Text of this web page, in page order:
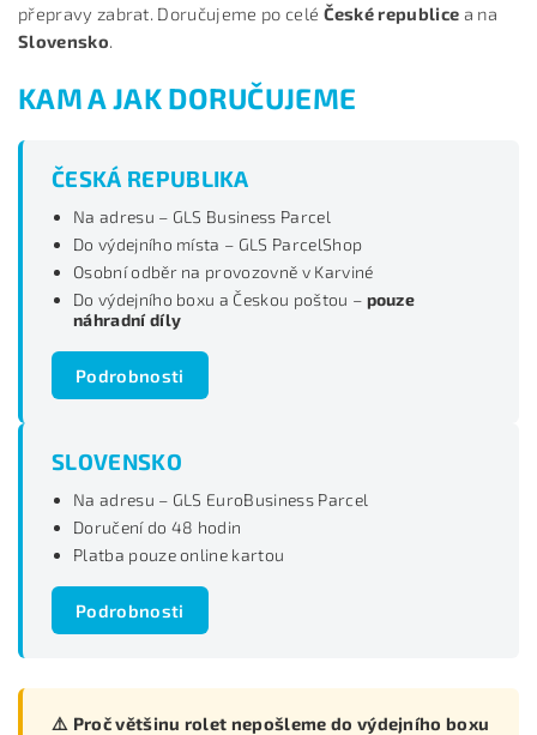
přepravy zabrat. Doručujeme po celé České republice a na
Slovensko.
KAM A JAK DORUČUJEME
ČESKÁ REPUBLIKA
Na adresu – GLS Business Parcel
Do výdejního místa – GLS ParcelShop
Osobní odběr na provozovně v Karviné
Do výdejního boxu a Českou poštou – pouze
náhradní díly
Podrobnosti
SLOVENSKO
Na adresu – GLS EuroBusiness Parcel
Doručení do 48 hodin
Platba pouze online kartou
Podrobnosti
⚠️ Proč většinu rolet nepošleme do výdejního boxu